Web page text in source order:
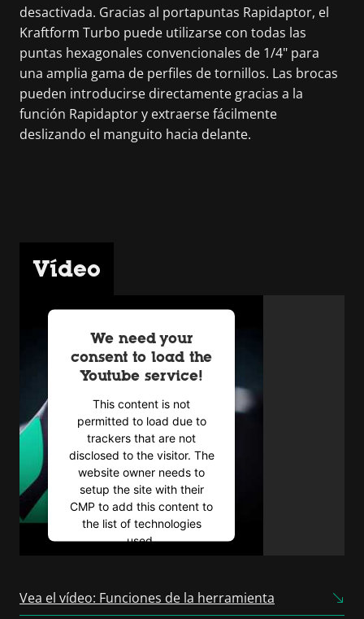
desactivada. Gracias al portapuntas Rapidaptor, el
Kraftform Turbo puede utilizarse con todas las
puntas hexagonales convencionales de 1/4" para
una amplia gama de perfiles de tornillos. Las brocas
pueden introducirse directamente gracias a la
función Rapidaptor y extraerse fácilmente
deslizando el manguito hacia delante.
Vídeo
We need your
consent to load the
Youtube service!
This content is not
permitted to load due to
trackers that are not
disclosed to the visitor. The
website owner needs to
setup the site with their
CMP to add this content to
the list of technologies
used.
Consent Management
Vea el vídeo: Funciones de la herramienta